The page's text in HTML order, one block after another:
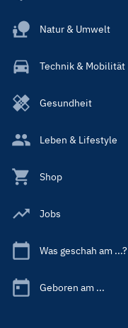
Natur & Umwelt
Technik & Mobilität
Gesundheit
Leben & Lifestyle
Shop
Jobs
Was geschah am ...?
Geboren am ...